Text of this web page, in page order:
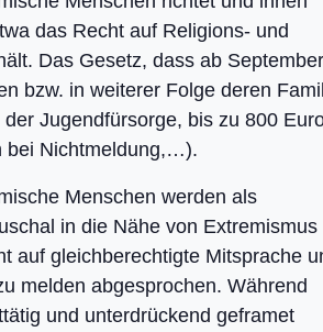
das Recht auf Religions- und
Das Gesetz, dass ab September
bzw. in weiterer Folge deren
Jugendfürsorge, bis zu 800
bei Nichtmeldung,…).
Menschen werden als
in die Nähe von Extremismus
auf gleichberechtigte Mitsprache
melden abgesprochen. Während
und unterdrückend geframet